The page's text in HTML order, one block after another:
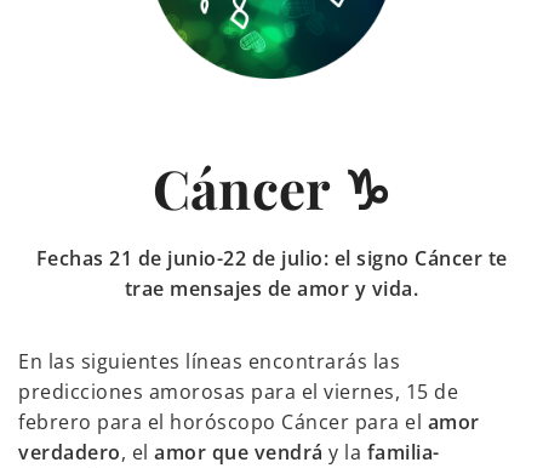
Cáncer ♑
Fechas 21 de junio-22 de julio: el signo Cáncer te
trae mensajes de amor y vida.
En las siguientes líneas encontrarás las
predicciones amorosas para el viernes, 15 de
febrero para el horóscopo Cáncer para el amor
verdadero, el amor que vendrá y la familia-